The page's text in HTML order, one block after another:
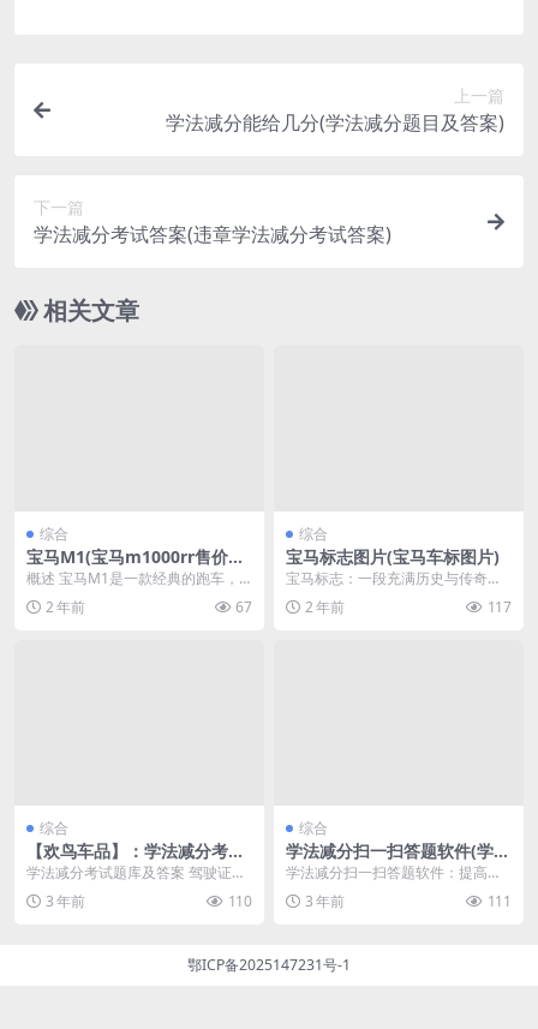
上一篇
学法减分能给几分(学法减分题目及答案)
下一篇
学法减分考试答案(违章学法减分考试答案)
相关文章
综合
宝马M1(宝马m1000rr售价多
少)
概述 宝马M1是一款经典的跑车，
是宝马公司在70年代推出的一款旗
舰车型。这款车拥...
2 年前 67
综合
宝马标志图片(宝马车标图片)
宝马标志：一段充满历史与传奇的
故事 在汽车界，宝马（BMW）标
志无疑是一个极具辨...
2 年前 117
综合
【欢鸟车品】：学法减分考试
题库及答案(b2学法减分考试
题库及答案)
学法减分考试题库及答案 驾驶证学
法减分规则 学法减分考试是一种广
泛应用于教育界的...
3 年前 110
综合
学法减分扫一扫答题软件(学法
减分扫一扫答题软件免费3次
啥意思)
学法减分扫一扫答题软件：提高学
习效率的利器 学习是人类重要的认
知过程，而随着信息...
3 年前 111
鄂ICP备2025147231号-1